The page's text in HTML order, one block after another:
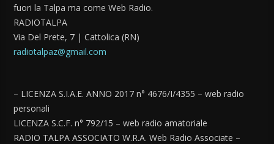
fuori la Talpa ma come Web Radio.
RADIOTALPA
Via Del Prete, 7 | Cattolica (RN)
radiotalpaz@gmail.com
– LICENZA S.I.A.E. ANNO 2017 n° 4676/I/4355 – web radio
personali
LICENZA S.C.F. n° 792/15 – web radio amatoriale
RADIO TALPA ASSOCIATO W.R.A. Web Radio Associate –